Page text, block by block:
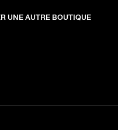
UNE AUTRE BOUTIQUE